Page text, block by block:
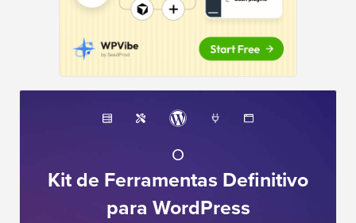
O
Kit de Ferramentas Definitivo
para WordPress